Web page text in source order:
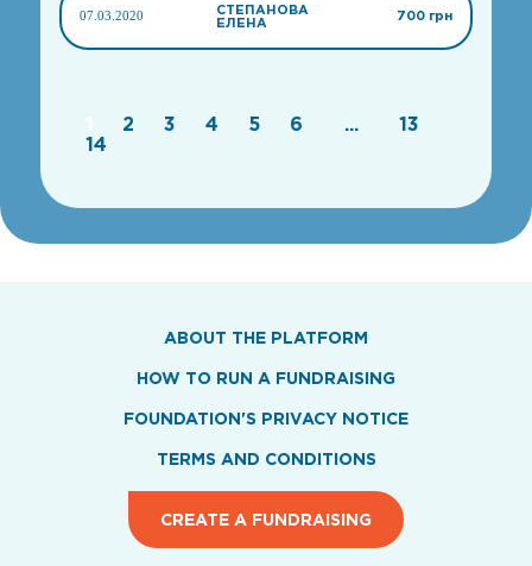
07.03.2020
СТЕПАНОВА
ЕЛЕНА
700 грн
2 3 4 5 6 ...
13
14
ABOUT THE PLATFORM
HOW TO RUN A FUNDRAISING
FOUNDATION'S PRIVACY NOTICE
TERMS AND CONDITIONS
CREATE A FUNDRAISING